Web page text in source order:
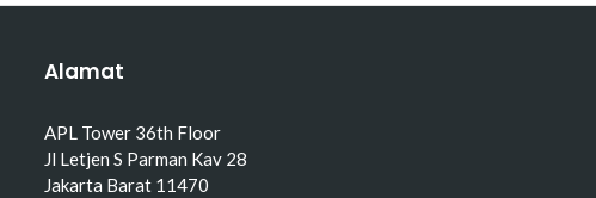
Alamat
APL Tower 36th Floor
Jl Letjen S Parman Kav 28
Jakarta Barat 11470